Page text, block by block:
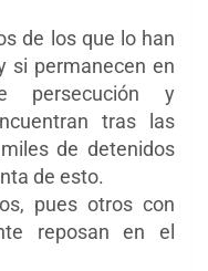
de los que lo han
si permanecen en
y
tras las
de detenidos
de esto.
pues otros con
reposan en el